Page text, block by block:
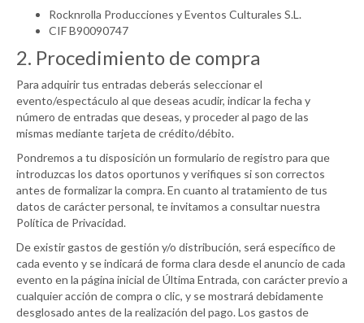
Rocknrolla Producciones y Eventos Culturales S.L.
CIF B90090747
2. Procedimiento de compra
Para adquirir tus entradas deberás seleccionar el
evento/espectáculo al que deseas acudir, indicar la fecha y
número de entradas que deseas, y proceder al pago de las
mismas mediante tarjeta de crédito/débito.
Pondremos a tu disposición un formulario de registro para que
introduzcas los datos oportunos y verifiques si son correctos
antes de formalizar la compra. En cuanto al tratamiento de tus
datos de carácter personal, te invitamos a consultar nuestra
Política de Privacidad.
De existir gastos de gestión y/o distribución, será específico de
cada evento y se indicará de forma clara desde el anuncio de cada
evento en la página inicial de Última Entrada, con carácter previo a
cualquier acción de compra o clic, y se mostrará debidamente
desglosado antes de la realización del pago. Los gastos de